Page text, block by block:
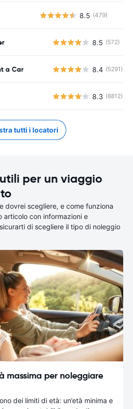
8.5 (479)
8.5 (572)
a Car 8.4 (5291)
8.3 (8812)
tutti i locatori
per un viaggio
dovrei scegliere, e come funziona
articolo con informazioni e
di scegliere il tipo di noleggio
massima per noleggiare
dei limiti di età: un’età minima e